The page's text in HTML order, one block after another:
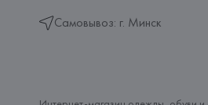
Самовывоз: г. Минск